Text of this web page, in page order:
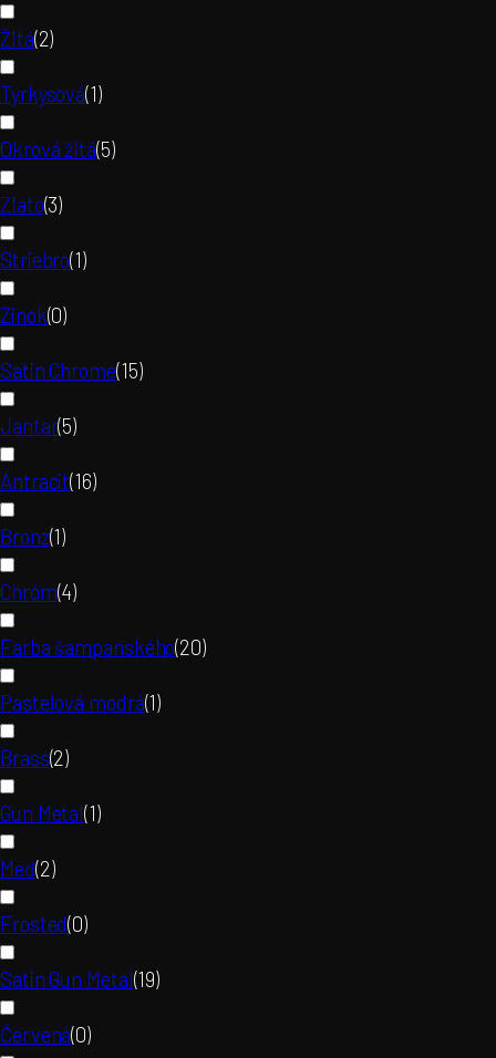
Žltá(2)
Tyrkysová(1)
Okrová žltá(5)
Zlato(3)
Striebro(1)
Zinok(0)
Satin Chrome(15)
Jantar(5)
Antracit(16)
Bronz(1)
Chróm(4)
Farba šampanského(20)
Pastelová modrá(1)
Brass(2)
Gun Metal(1)
Meď(2)
Frosted(0)
Satin Gun Metal(19)
Červená(0)